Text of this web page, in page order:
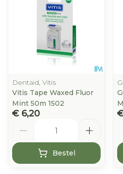
Dentaid, Vitis
Vitis Tape Waxed Fluor
Mint 50m 1502
€ 6,20
Bestel